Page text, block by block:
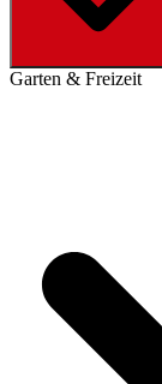
Garten & Freizeit